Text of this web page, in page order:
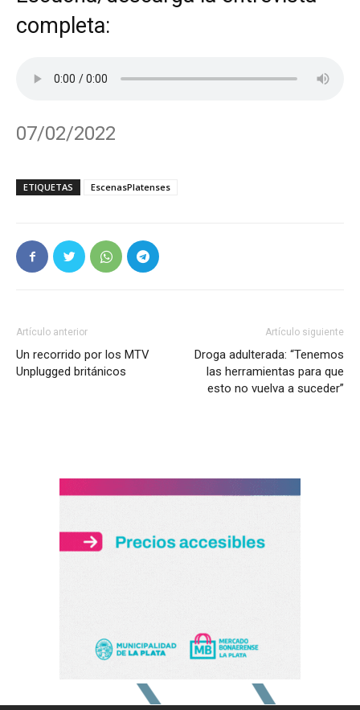
completa:
07/02/2022
ETIQUETAS EscenasPlatenses
Artículo anterior
Un recorrido por los MTV
Unplugged británicos
Artículo siguiente
Droga adulterada: “Tenemos
las herramientas para que
esto no vuelva a suceder”